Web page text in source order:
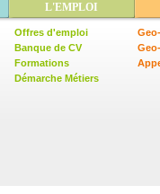
L'EMPLOI
Offres d'emploi
Banque de CV
Formations
Démarche Métiers